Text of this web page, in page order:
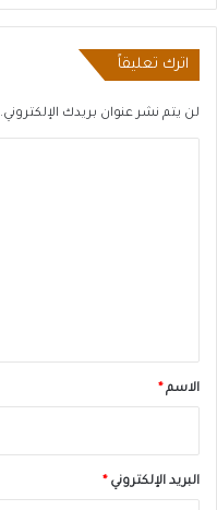
اترك تعليقاً
لن يتم نشر عنوان بريدك الإلكتروني.
*الاسم*
البريد الإلكتروني*